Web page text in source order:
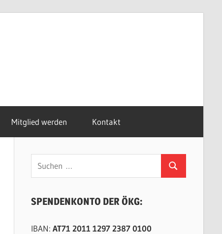
Mitglied werden Kontakt
Suchen
nach:
Suchen
SPENDENKONTO DER ÖKG:
IBAN: AT71 2011 1297 2387 0100